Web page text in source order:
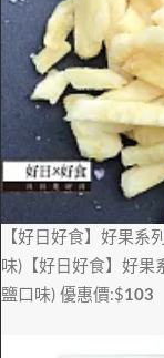
【好日好食】好果系
味) 【好日好食】好
鹽口味) 優惠價:$103